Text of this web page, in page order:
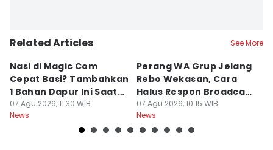
Related Articles See More
Nasi di Magic Com
Cepat Basi? Tambahkan
1 Bahan Dapur Ini Saat
Menanak, Awet 2 Hari
07 Agu 2026, 11:30 WIB
News
Perang WA Grup Jelang
Rebo Wekasan, Cara
Halus Respon Broadcast
Parno
07 Agu 2026, 10:15 WIB
News